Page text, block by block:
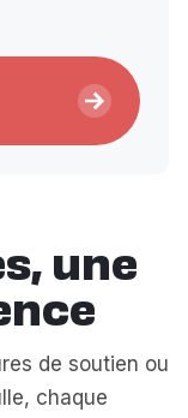
une
de soutien ou
chaque